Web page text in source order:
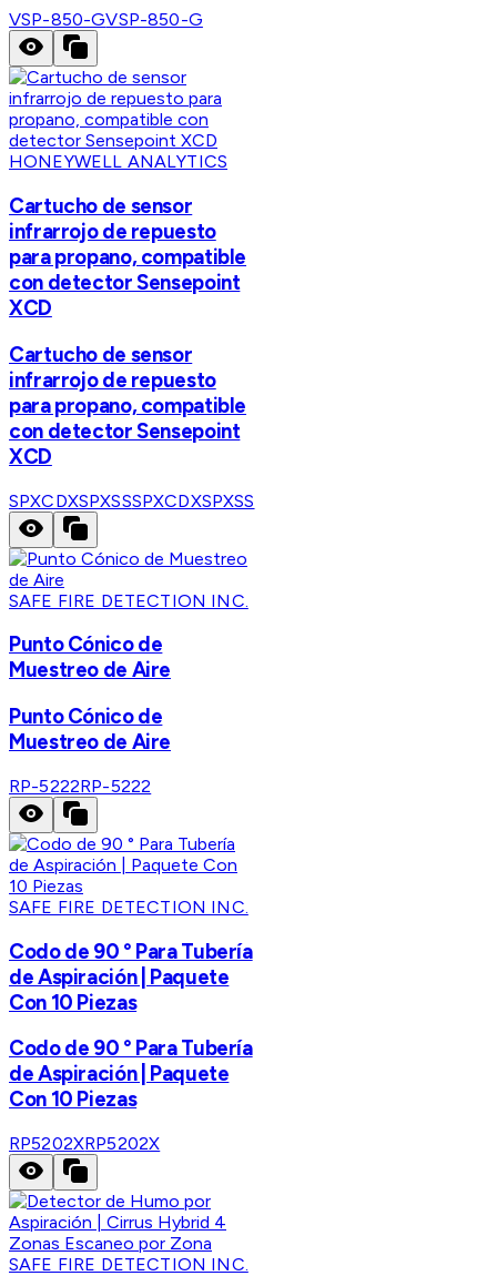
VSP-850-GVSP-850-G
HONEYWELL ANALYTICS
Cartucho de sensor
infrarrojo de repuesto
para propano, compatible
con detector Sensepoint
XCD
Cartucho de sensor
infrarrojo de repuesto
para propano, compatible
con detector Sensepoint
XCD
SPXCDXSPXSSSPXCDXSPXSS
SAFE FIRE DETECTION INC.
Punto Cónico de
Muestreo de Aire
Punto Cónico de
Muestreo de Aire
RP-5222RP-5222
SAFE FIRE DETECTION INC.
Codo de 90 ° Para Tubería
de Aspiración | Paquete
Con 10 Piezas
Codo de 90 ° Para Tubería
de Aspiración | Paquete
Con 10 Piezas
RP5202XRP5202X
SAFE FIRE DETECTION INC.